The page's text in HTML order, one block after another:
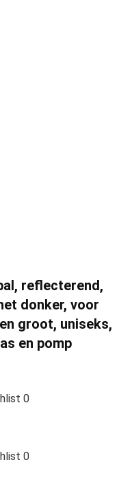
reflecterend,
donker, voor
groot, uniseks,
en pomp
0
0